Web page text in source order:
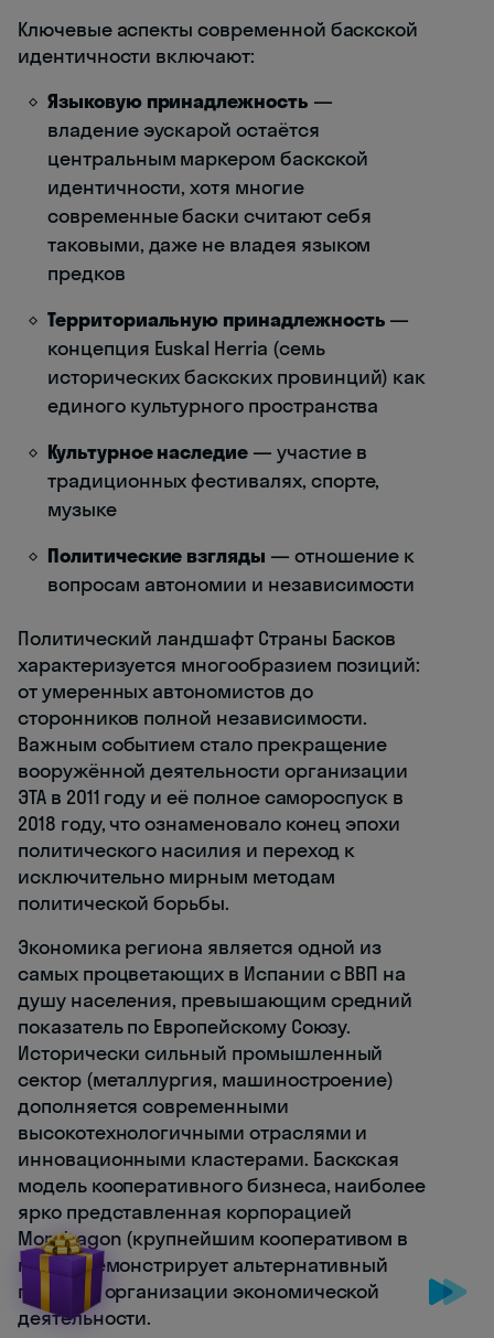
Ключевые аспекты современной баскской
идентичности включают:
Языковую принадлежность —
владение эускарой остаётся
центральным маркером баскской
идентичности, хотя многие
современные баски считают себя
таковыми, даже не владея языком
предков
Территориальную принадлежность —
концепция Euskal Herria (семь
исторических баскских провинций) как
единого культурного пространства
Культурное наследие — участие в
традиционных фестивалях, спорте,
музыке
Политические взгляды — отношение к
вопросам автономии и независимости
Политический ландшафт Страны Басков
характеризуется многообразием позиций:
от умеренных автономистов до
сторонников полной независимости.
Важным событием стало прекращение
вооружённой деятельности организации
ЭТА в 2011 году и её полное самороспуск в
2018 году, что ознаменовало конец эпохи
политического насилия и переход к
исключительно мирным методам
политической борьбы.
Экономика региона является одной из
самых процветающих в Испании с ВВП на
душу населения, превышающим средний
показатель по Европейскому Союзу.
Исторически сильный промышленный
сектор (металлургия, машиностроение)
дополняется современными
высокотехнологичными отраслями и
инновационными кластерами. Баскская
модель кооперативного бизнеса, наиболее
ярко представленная корпорацией
Mondragon (крупнейшим кооперативом в
мире), демонстрирует альтернативный
подход к организации экономической
деятельности.